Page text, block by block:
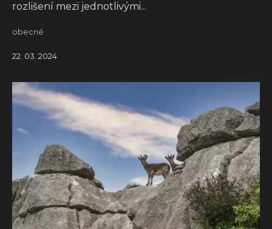
rozlišení mezi jednotlivými...
obecné
22. 03. 2024